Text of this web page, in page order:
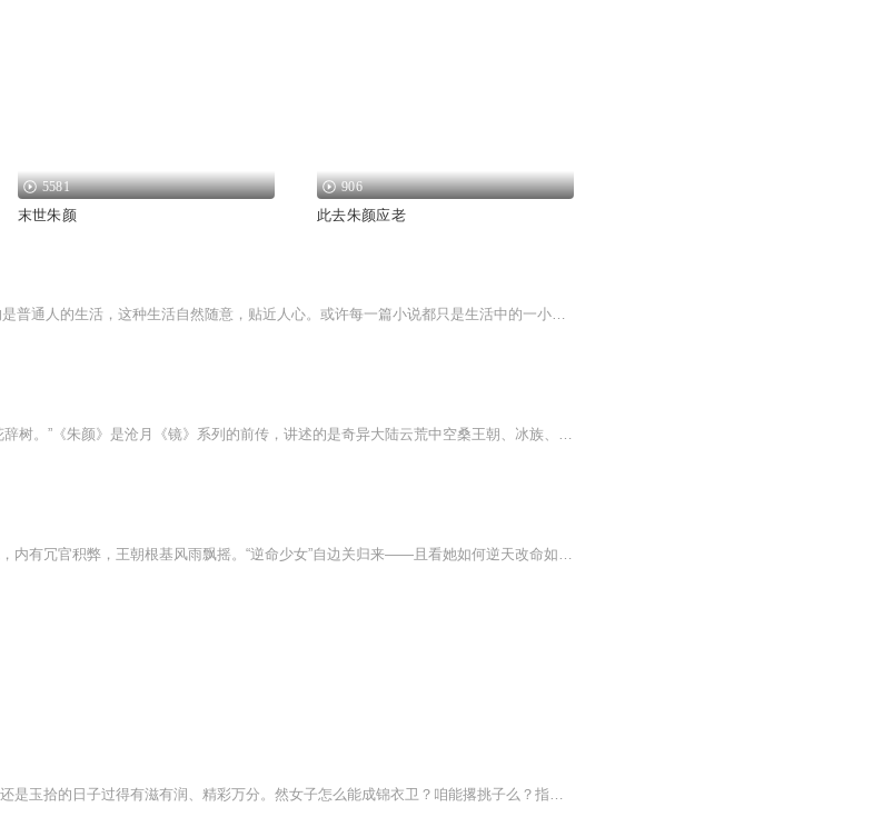
5581
末世朱颜
906
此去朱颜应老
付秀莹的小说中，描摹的是普通人的生活，这种生活自然随意，贴近人心。或许每一篇小说都只是生活中的一小块，被作者精心剪裁下来之后，忽然色彩斑斓甚至神圣起来。这里的文字蕴藏着一种镇定、内敛与波澜不惊。这在喧嚣的都市和喧闹得有些令人眼...
“最是人间留不住，朱颜辞镜花辞树。”《朱颜》是沧月《镜》系列的前传，讲述的是奇异大陆云荒中空桑王朝、冰族、鲛人的故事。《朱颜》是云荒世界里一个温暖却忧伤的故事，善良又任性的女孩朱颜、冷峻而又深情的时影、俊美而又沉默的苏摩……一起来倾听他...
北宋开宝年间，外有契丹压境，内有冗官积弊，王朝根基风雨飘摇。“逆命少女”自边关归来——且看她如何逆天改命如何复仇——失忆帝姬、将门孤女，以风雪为刃，为他斩断最后一丝退路，也斩断北宋原有的宿命！上线福利：首周连更7天，每6:00爆更；先听为快，...
从公主变成锦衣卫，文泰觉得还是玉拾的日子过得有滋有润、精彩万分。然女子怎么能成锦衣卫？咱能撂挑子么？指挥指大人道：“能，乖乖当本座的夫人，想何时撂便何时撂！”上辈子是公主，这辈子是千户，且看千户玉拾如何与指挥使罗恭谈谈情说说案，一同解密...